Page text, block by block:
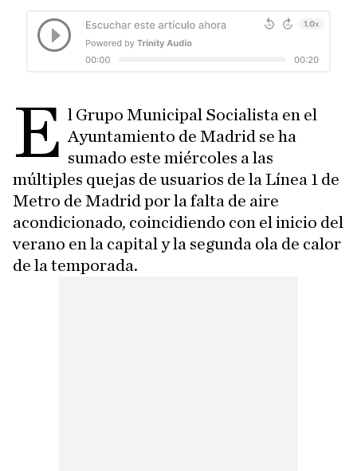
E l Grupo Municipal Socialista en el
Ayuntamiento de Madrid se ha
sumado este miércoles a las
múltiples quejas de usuarios de la Línea 1 de
Metro de Madrid por la falta de aire
acondicionado, coincidiendo con el inicio del
verano en la capital y la segunda ola de calor
de la temporada.